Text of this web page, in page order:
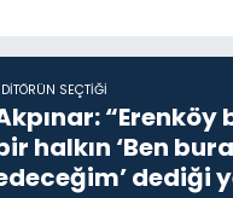
SEÇTIĞI
halkın ‘Ben
dediği